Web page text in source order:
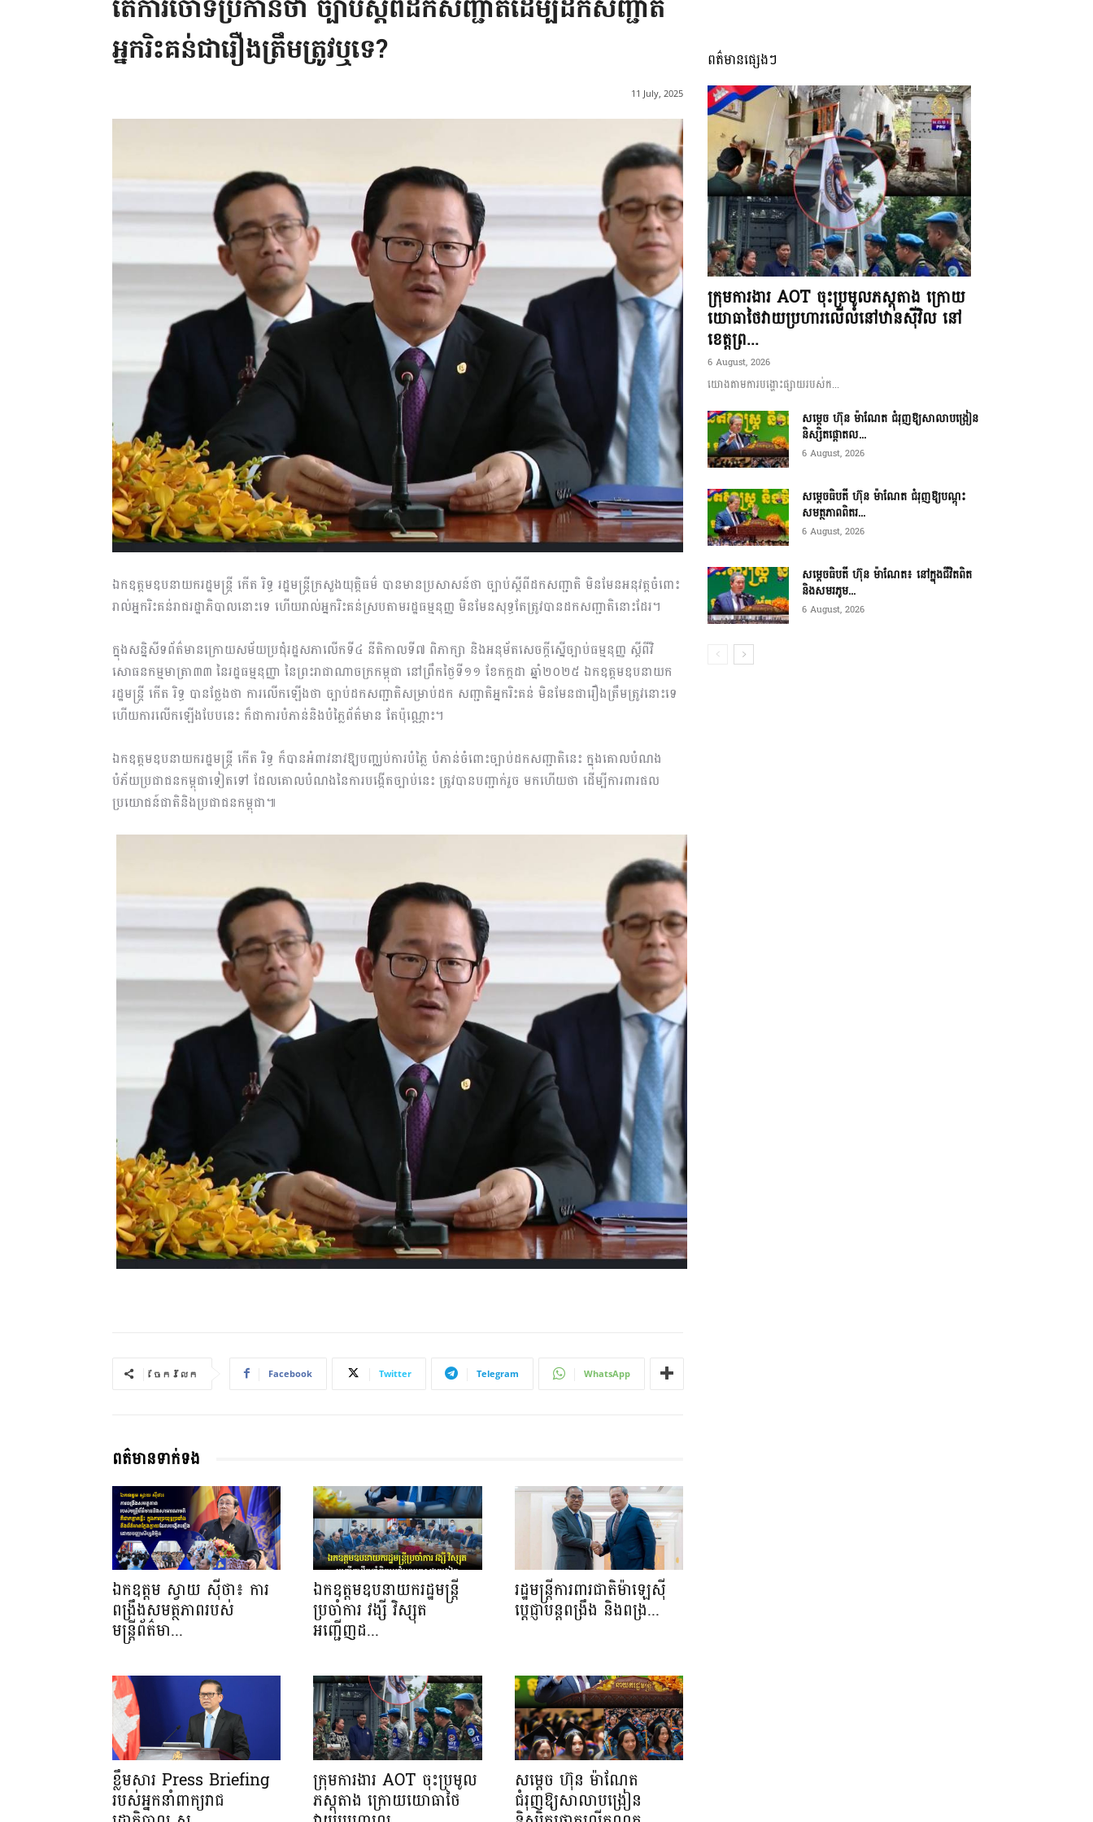
ព័ត៌មាន​
និង
ប្រតិកម្ម
រហ័ស
តើការចោទប្រកាន់ថា ច្បាប់ស្តីពីដកសញ្ជាតិដើម្បីដកសញ្ជាតិ
អ្នករិះគន់ជារឿងត្រឹមត្រូវឬទេ?
11 July, 2025
ឯកឧត្តមឧបនាយករដ្ឋមន្រ្តី កើត រិទ្ធ រដ្ឋមន្រ្តីក្រសួងយុត្តិធម៌ បានមានប្រសាសន៍ថា ច្បាប់ស្តីពីដកសញ្ជាតិ មិនមែនអនុវត្តចំពោះ
រាល់អ្នករិះគន់រាជរដ្ឋាភិបាលនោះទេ ហើយរាល់អ្នករិះគន់ស្របតាមរដ្ឋធម្មនុញ្ញ មិនមែនសុទ្ធតែត្រូវបានដកសញ្ជាតិនោះដែរ។
ក្នុងសន្និសីទព័ត៌មានក្រោយសម័យប្រជុំរដ្ឋសភាលើកទី៤ នីតិកាលទី៧ ពិភាក្សា និងអនុម័តសេចក្តីស្នើច្បាប់ធម្មនុញ្ញ ស្តីពីវិ
សោធនកម្មមាត្រា៣៣ នៃរដ្ឋធម្មនុញ្ញា នៃព្រះរាជាណាចក្រកម្ពុជា នៅព្រឹកថ្ងៃទី១១ ខែកក្កដា ឆ្នាំ២០២៥ ឯកឧត្តមឧបនាយក
រដ្ឋមន្រ្តី កើត រិទ្ធ បានថ្លែងថា ការលើកឡើងថា ច្បាប់ដកសញ្ជាតិសម្រាប់ដក សញ្ជាតិអ្នករិះគន់ មិនមែនជារឿងត្រឹមត្រូវនោះទេ
ហើយការលើកឡើងបែបនេះ ក៏ជាការបំភាន់និងបំភ្លៃព័ត៌មាន តែប៉ុណ្ណោះ។
ឯកឧត្តមឧបនាយករដ្ឋមន្រ្តី កើត រិទ្ធ ក៏បានអំពាវនាវឱ្យបញ្ឈប់ការបំភ្លៃ បំភាន់ចំពោះច្បាប់ដកសញ្ជាតិនេះ ក្នុងគោលបំណង
បំភ័យប្រជាជនកម្ពុជាទៀតទៅ ដែលគោលបំណងនៃការបង្កើតច្បាប់នេះ ត្រូវបានបញ្ជាក់រួច មកហើយថា ដើម្បីការពារផល
ប្រយោជន៍ជាតិនិងប្រជាជនកម្ពុជា៕
ចែករំលែក Facebook Twitter Telegram WhatsApp
ពត៌មានទាក់ទង
ឯកឧត្តម ស្វាយ ស៊ីថា៖ ការ
ពង្រឹងសមត្ថភាពរបស់
មន្ត្រីព័ត៌មា...
ឯកឧត្តមឧបនាយករដ្ឋមន្រ្តី
ប្រចាំការ វង្សី វិស្សុត
អញ្ជើញដ...
រដ្ឋមន្ត្រីការពារជាតិម៉ាឡេស៊ី
ប្ដេជ្ញាបន្តពង្រឹង និងពង្រ...
ខ្លឹមសារ Press Briefing
របស់អ្នកនាំពាក្យរាជ
ក្រុមការងារ AOT ចុះប្រមូល
ភស្តុតាង ក្រោយយោធាថៃ
សម្តេច ហ៊ុន ម៉ាណែត
ជំរុញឱ្យសាលាបង្រៀន
ពត៌មានផ្សេងៗ
ក្រុមការងារ AOT ចុះប្រមូលភស្តុតាង ក្រោយ
យោធាថៃវាយប្រហារលើលំនៅឋានស៊ីវិល នៅ
ខេត្តព្រ...
6 August, 2026
យោងតាមការបង្ហោះផ្សាយរបស់ក...
សម្តេច ហ៊ុន ម៉ាណែត ជំរុញឱ្យសាលាបង្រៀន
និស្សិតផ្តោតល...
6 August, 2026
សម្តេចធិបតី ហ៊ុន ម៉ាណែត ជំរុញឱ្យបណ្តុះ
សមត្ថភាពពិតរ...
6 August, 2026
សម្តេចធិបតី ហ៊ុន ម៉ាណែត៖ នៅក្នុងជីវិតពិត
និងសមរភូម...
6 August, 2026